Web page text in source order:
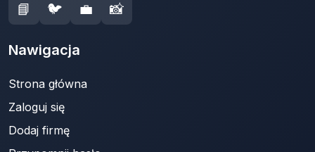
📘 🐦 💼 📸
Nawigacja
Strona główna
Zaloguj się
Dodaj firmę